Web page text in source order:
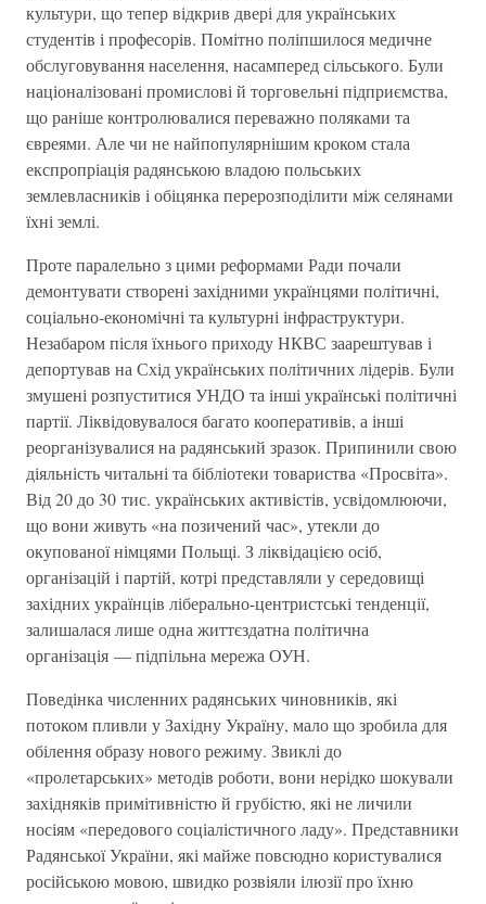
культури, що тепер відкрив двері для українських
студентів і професорів. Помітно поліпшилося медичне
обслуговування населення, насамперед сільського. Були
націоналізовані промислові й торговельні підприємства,
що раніше контролювалися переважно поляками та
євреями. Але чи не найпопулярнішим кроком стала
експропріація радянською владою польських
землевласників і обіцянка перерозподілити між селянами
їхні землі.
Проте паралельно з цими реформами Ради почали
демонтувати створені західними українцями політичні,
соціально-економічні та культурні інфраструктури.
Незабаром після їхнього приходу НКВС заарештував і
депортував на Схід українських політичних лідерів. Були
змушені розпуститися УНДО та інші українські політичні
партії. Ліквідовувалося багато кооперативів, а інші
реорганізувалися на радянський зразок. Припинили свою
діяльність читальні та бібліотеки товариства «Просвіта».
Від 20 до 30 тис. українських активістів, усвідомлюючи,
що вони живуть «на позичений час», утекли до
окупованої німцями Польщі. З ліквідацією осіб,
організацій і партій, котрі представляли у середовищі
західних українців ліберально-центристські тенденції,
залишалася лише одна життєздатна політична
організація — підпільна мережа ОУН.
Поведінка численних радянських чиновників, які
потоком пливли у Західну Україну, мало що зробила для
обілення образу нового режиму. Звиклі до
«пролетарських» методів роботи, вони нерідко шокували
західняків примітивністю й грубістю, які не личили
носіям «передового соціалістичного ладу». Представники
Радянської України, які майже повсюдно користувалися
російською мовою, швидко розвіяли ілюзії про їхню